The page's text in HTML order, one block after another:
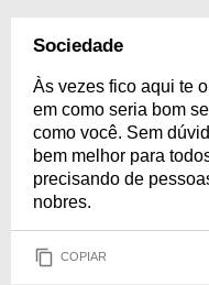
Sociedade
Às vezes fico aqui te
em como seria bom
como você. Sem
bem melhor para
precisando de
nobres.
COPIAR